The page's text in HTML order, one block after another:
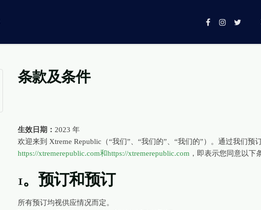
条款及条件
生效日期： 2023 年
欢迎来到 Xtreme Republic（“我们”、“我们的”、“我们的”）。通过我们
https://xtremerepublic.com和https://xtremerepublic.com ，即表示您同意以下
1。预订和预订
所有预订均视供应情况而定。